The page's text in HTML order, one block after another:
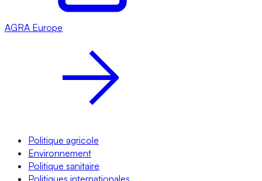
AGRA Europe
Politique agricole
Environnement
Politique sanitaire
Politiques internationales